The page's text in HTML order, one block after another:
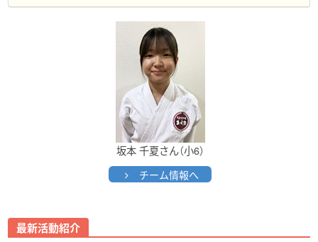
坂本 千夏さん（小6）
チーム情報へ
Post
navigation
最新活動紹介